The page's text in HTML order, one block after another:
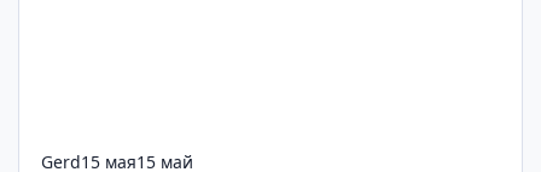
Gerd15 мая15 май